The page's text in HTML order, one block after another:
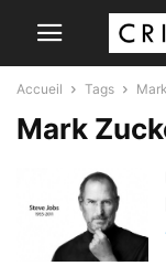
Accueil Tags
Mark